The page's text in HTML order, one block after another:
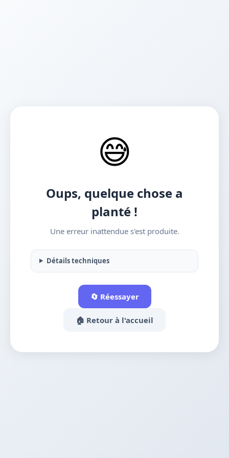
😅
Oups, quelque chose a
planté !
Une erreur inattendue s'est produite.
Détails techniques
🔄 Réessayer
🏠 Retour à l'accueil